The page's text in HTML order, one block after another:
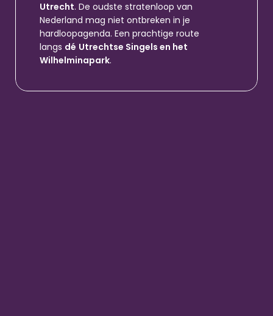
Utrecht. De oudste stratenloop van
Nederland mag niet ontbreken in je
hardloopagenda. Een prachtige route
langs dé Utrechtse Singels en het
Wilhelminapark.